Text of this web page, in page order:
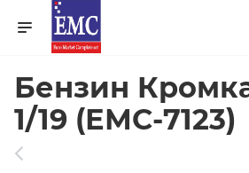
Бензин
1/19 (ЕМС-7123)